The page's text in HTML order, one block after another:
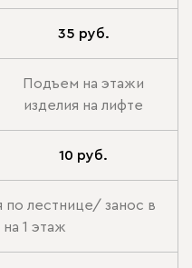
35 руб.
Подъем на этажи
изделия на лифте
10 руб.
лестнице/ занос в
1 этаж